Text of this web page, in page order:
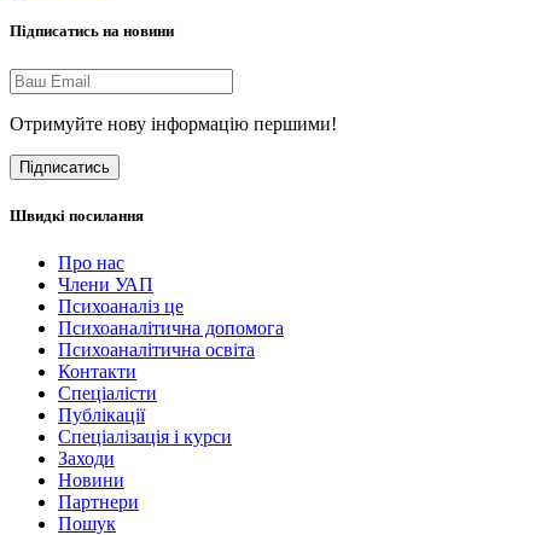
Підписатись на новини
Отримуйте нову інформацію першими!
Підписатись
Швидкі посилання
Про нас
Члени УАП
Психоаналіз це
Психоаналітична допомога
Психоаналітична освіта
Контакти
Спеціалісти
Публікації
Cпеціалізація і курси
Заходи
Новини
Партнери
Пошук